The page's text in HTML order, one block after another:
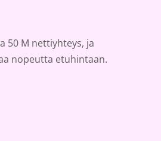
50 M nettiyhteys, ja
nopeutta etuhintaan.